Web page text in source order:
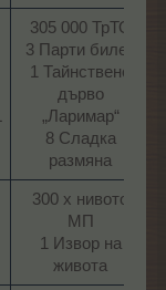
305 000 ТрТО
3 Парти билет
1 Тайнствено
дърво
„Ларимар“
8 Сладка
размяна​
300 х нивото
МП
1 Извор на
живота​